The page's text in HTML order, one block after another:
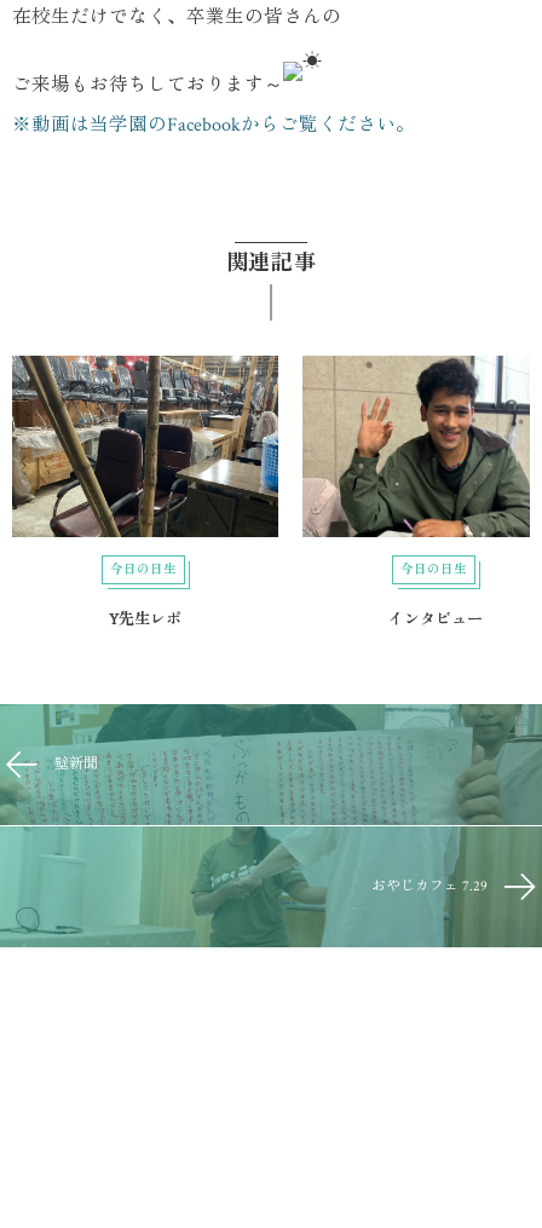
在校生だけでなく、卒業生の皆さんの
ご来場もお待ちしております～
※動画は当学園のFacebookからご覧ください。
関連記事
今日の日生
Y先生レポ
今日の日生
インタビュー
壁新聞
おやじカフェ 7.29